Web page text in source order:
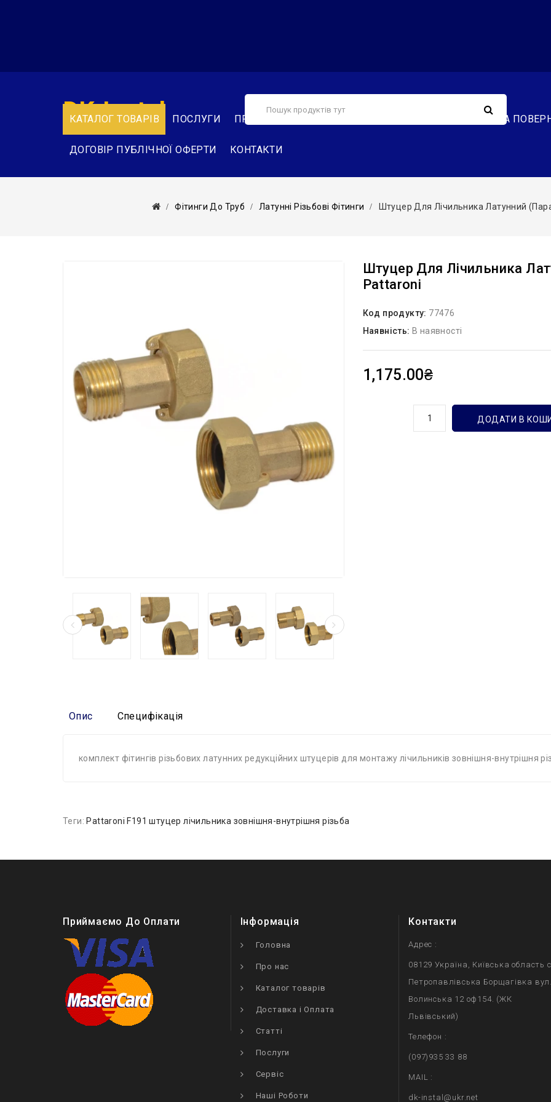
КАТАЛОГ ТОВАРІВ ПОСЛУГИ ПРО НАС ОБМІН ТА
ДОГОВІР ПУБЛІЧНОЇ ОФЕРТИ КОНТАКТИ
DK-Instal
Фітинги До Труб Латунні Різьбові Фітинги Штуцер Для Лічильника Латунний
Штуцер Для Лічильника
Pattaroni
Код продукту: 77476
Наявність: В наявності
1,175.00₴
ДОДАТИ В
Опис Специфікація
комплект фітингів різьбових латунних редукційних штуцерів для монтажу лічильників зовнішня-внутрішня
Теги: Pattaroni F191 штуцер лічильника зовнішня-внутрішня різьба
Приймаємо До Оплати Інформація
Головна
Про нас
Каталог товарів
Доставка і Оплата
Статті
Послуги
Сервіс
Наші Роботи
Контакти
Адрес :
08129 Україна, Київська область
Петропавлівська Борщагівка
Волинська 12 оф154. (ЖК
Львівський)
Телефон :
(097)935 33 88
MAIL :
dk-instal@ukr.net